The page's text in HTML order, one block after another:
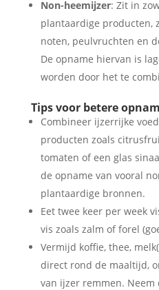
Non-heemijzer: Zit in
plantaardige producten,
noten, peulvruchten en
De opname hiervan is
worden door het te
Tips voor betere
Combineer ijzerrijke
producten zoals
tomaten of een glas
de opname van vooral
plantaardige bronnen.
Eet twee keer per week
vis zoals zalm of forel
Vermijd koffie, thee,
direct rond de maaltijd,
van ijzer remmen.